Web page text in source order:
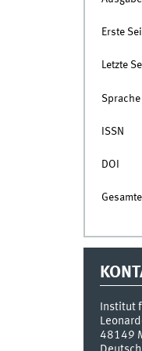
Erste
Letzte
Sprache
ISSN
DOI
Institut
48149